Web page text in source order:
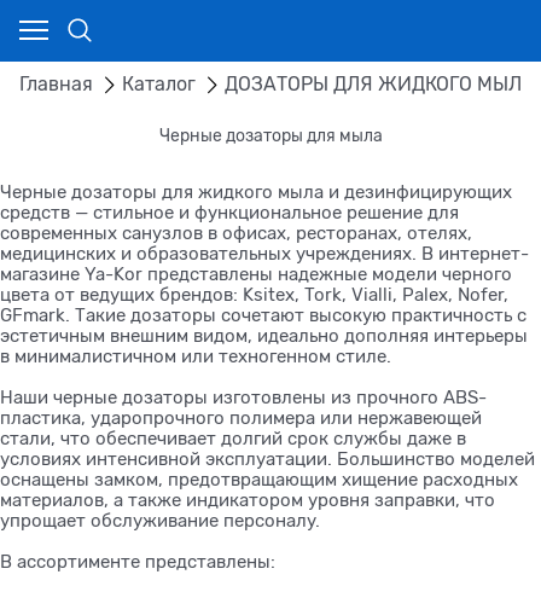
Главная Каталог ДОЗАТОРЫ ДЛЯ ЖИДКОГО МЫЛА
Черные дозаторы для мыла
Черные дозаторы для жидкого мыла и дезинфицирующих
средств — стильное и функциональное решение для
современных санузлов в офисах, ресторанах, отелях,
медицинских и образовательных учреждениях. В интернет-
магазине Ya-Kor представлены надежные модели черного
цвета от ведущих брендов: Ksitex, Tork, Vialli, Palex, Nofer,
GFmark. Такие дозаторы сочетают высокую практичность с
эстетичным внешним видом, идеально дополняя интерьеры
в минималистичном или техногенном стиле.
Наши черные дозаторы изготовлены из прочного ABS-
пластика, ударопрочного полимера или нержавеющей
стали, что обеспечивает долгий срок службы даже в
условиях интенсивной эксплуатации. Большинство моделей
оснащены замком, предотвращающим хищение расходных
материалов, а также индикатором уровня заправки, что
упрощает обслуживание персоналу.
В ассортименте представлены: